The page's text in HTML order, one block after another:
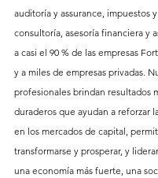
auditoría y assurance, impuestos
consultoría, asesoría financiera y
a casi el 90 % de las empresas
y a miles de empresas privadas.
profesionales brindan resultados
duraderos que ayudan a reforzar
en los mercados de capital,
transformarse y prosperar, y
una economía más fuerte, una